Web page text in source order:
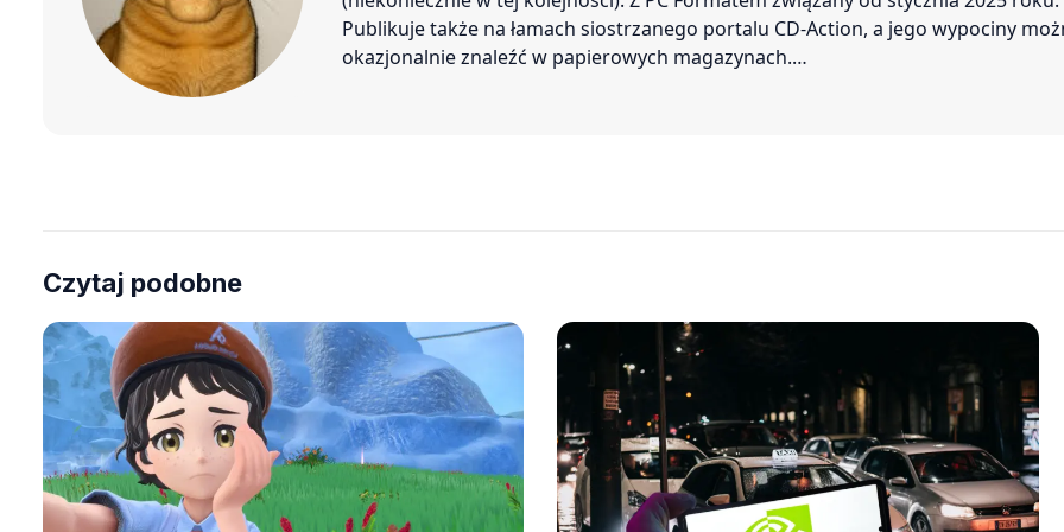
Publikuje także na łamach siostrzanego portalu CD-Action, a jego wypociny
okazjonalnie znaleźć w papierowych magazynach.…
Czytaj podobne